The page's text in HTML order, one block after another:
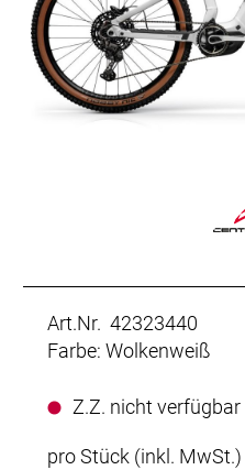
Art.Nr. 42323440
Farbe: Wolkenweiß
Z.Z. nicht verfügbar
pro Stück (inkl. MwSt.)